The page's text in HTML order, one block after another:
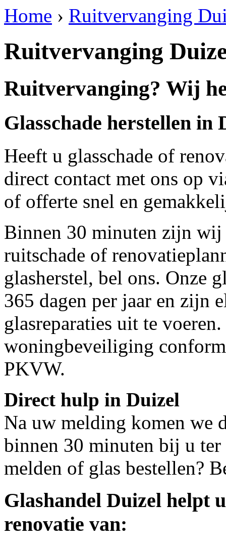
Home › Ruitvervanging
Ruitvervanging
Ruitvervanging? Wij
Glasschade herstellen in
Heeft u glasschade of
direct contact met ons op
of offerte snel en
Binnen 30 minuten zijn wij
ruitschade of
glasherstel, bel ons. Onze
365 dagen per jaar en zijn
glasreparaties uit te
woningbeveiliging
PKVW.
Direct hulp in Duizel
Na uw melding komen we
binnen 30 minuten bij u ter
melden of glas bestellen?
Glashandel Duizel helpt
renovatie van: